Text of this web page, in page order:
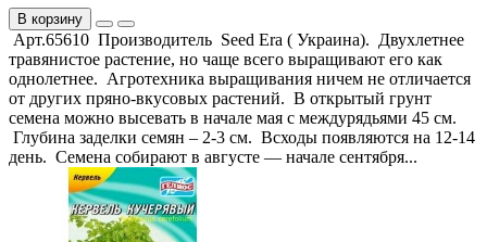
В корзину
Арт.65610 Производитель Seed Era ( Украина). Двухлетнее
травянистое растение, но чаще всего выращивают его как
однолетнее. Агротехника выращивания ничем не отличается
от других пряно-вкусовых растений. В открытый грунт
семена можно высевать в начале мая с междурядьями 45 см.
Глубина заделки семян – 2-3 см. Всходы появляются на 12-14
день. Семена собирают в августе — начале сентября...